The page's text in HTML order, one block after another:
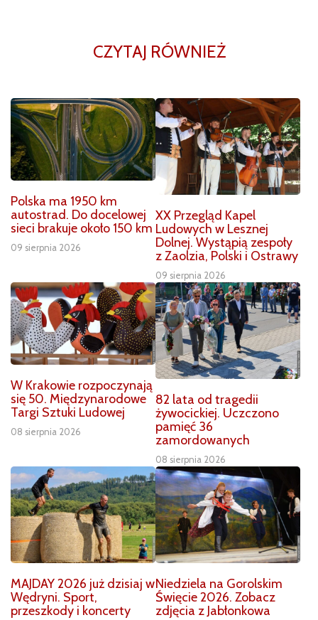
CZYTAJ RÓWNIEŻ
Polska ma 1950 km
autostrad. Do docelowej
sieci brakuje około 150 km
09 sierpnia 2026
XX Przegląd Kapel
Ludowych w Lesznej
Dolnej. Wystąpią zespoły
z Zaolzia, Polski i Ostrawy
09 sierpnia 2026
W Krakowie rozpoczynają
się 50. Międzynarodowe
Targi Sztuki Ludowej
08 sierpnia 2026
82 lata od tragedii
żywocickiej. Uczczono
pamięć 36
zamordowanych
08 sierpnia 2026
MAJDAY 2026 już dzisiaj w
Wędryni. Sport,
przeszkody i koncerty
Niedziela na Gorolskim
Święcie 2026. Zobacz
zdjęcia z Jabłonkowa